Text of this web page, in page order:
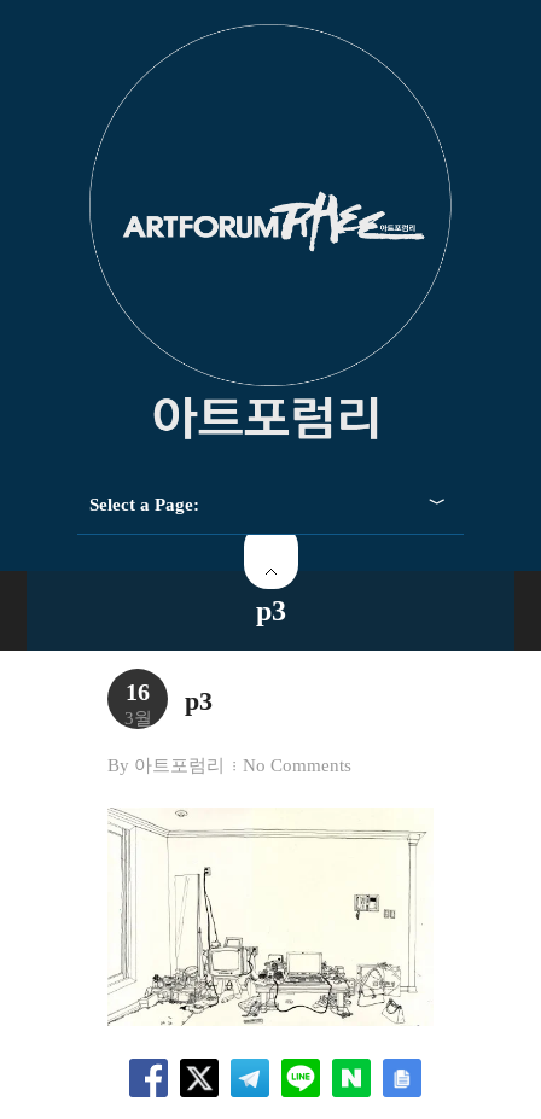
Select a Page:
p3
16
3월
p3
By 아트포럼리 No Comments